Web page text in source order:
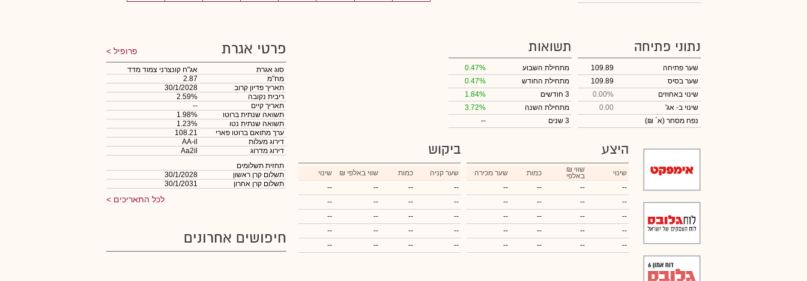
נתוני פתיחה
שער פתיחה
109.89
שער בסיס
109.89
שינוי באחוזים
0.00%
שינוי ב- אג'
0.00
נפח מסחר (א` ₪)
תשואות
מתחילת השבוע
0.47%
מתחילת החודש
0.47%
3 חודשים
1.84%
מתחילת השנה
3.72%
3 שנים
--
היצע
שינוי ₪ שווי
באלפי כמות
שער מכירה
--
--
--
--
--
--
--
--
--
--
--
--
--
--
--
--
--
--
--
--
ביקוש
שער קניה כמות ₪ שווי באלפי
שינוי
--
--
--
--
--
--
--
--
--
--
--
--
--
--
--
--
--
--
--
--
פרטי אגרת פרופיל
סוג אגרת
אג"ח קונצרני צמוד מדד
מח"מ
2.87
תאריך פדיון קרוב
30/1/2028
ריבית נקובה
2.59%
תאריך קיים
--
תשואה שנתית ברוטו
1.98%
תשואה שנתית נטו
1.23%
ערך מתואם ברוטו פארי
108.21
דירוג מעלות
AA-il
דירוג מדרוג
Aa2il
תחזית תשלומים
תשלום קרן ראשון
30/1/2028
תשלום קרן אחרון
30/1/2031
לכל התאריכים
חיפושים אחרונים